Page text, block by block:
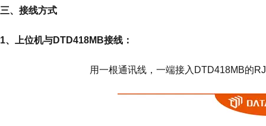
三、接线方式
1、上位机与DTD418MB接线：
用一根通讯线，一端接入DTD418MB的